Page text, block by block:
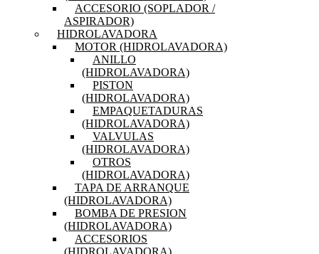
ACCESORIO (SOPLADOR /
ASPIRADOR)
HIDROLAVADORA
MOTOR (HIDROLAVADORA)
ANILLO
(HIDROLAVADORA)
PISTON
(HIDROLAVADORA)
EMPAQUETADURAS
(HIDROLAVADORA)
VALVULAS
(HIDROLAVADORA)
OTROS
(HIDROLAVADORA)
TAPA DE ARRANQUE
(HIDROLAVADORA)
BOMBA DE PRESION
(HIDROLAVADORA)
ACCESORIOS